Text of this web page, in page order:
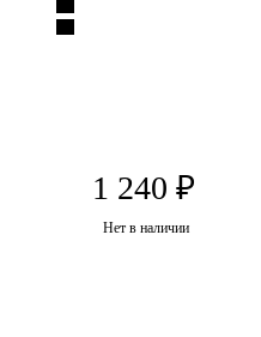
1 240 ₽
Нет в наличии